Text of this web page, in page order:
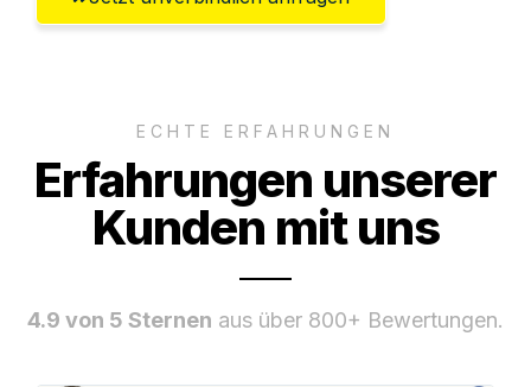
ECHTE ERFAHRUNGEN
Erfahrungen unserer
Kunden mit uns
4.9 von 5 Sternen aus über 800+ Bewertungen.